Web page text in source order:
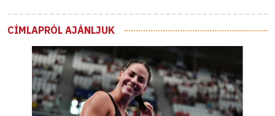
CÍMLAPRÓL AJÁNLJUK